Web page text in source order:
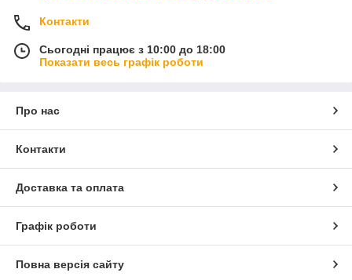
Контакти
Сьогодні працює з 10:00 до 18:00
Показати весь графік роботи
Про нас
Контакти
Доставка та оплата
Графік роботи
Повна версія сайту